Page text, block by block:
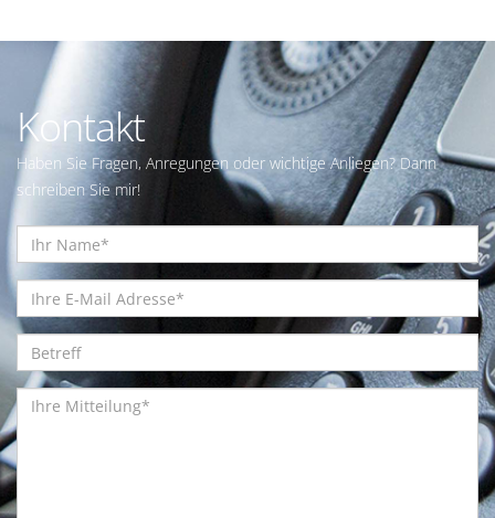
Kontakt
Haben Sie Fragen, Anregungen oder wichtige Anliegen? Dann
schreiben Sie mir!